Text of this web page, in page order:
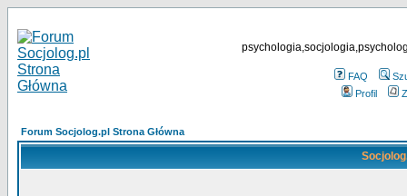
FAQ
Profil
Forum Socjolog.pl Strona Główna